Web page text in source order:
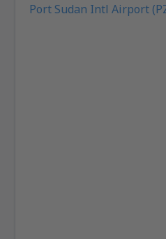
Port Sudan Intl Airport